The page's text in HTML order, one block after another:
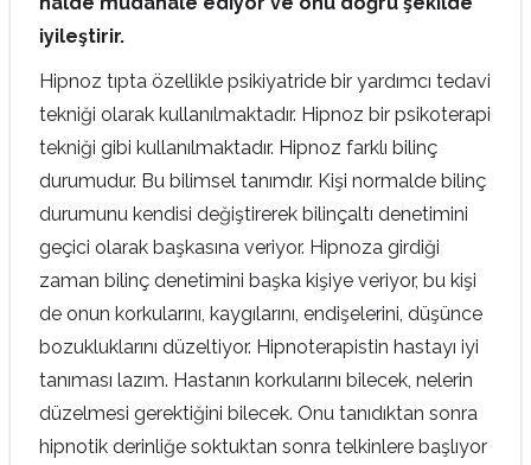
iyileştirir.
Hipnoz tıpta özellikle psikiyatride bir yardımcı tedavi
tekniği olarak kullanılmaktadır. Hipnoz bir psikoterapi
tekniği gibi kullanılmaktadır. Hipnoz farklı bilinç
durumudur. Bu bilimsel tanımdır. Kişi normalde bilinç
durumunu kendisi değiştirerek bilinçaltı denetimini
geçici olarak başkasına veriyor. Hipnoza girdiği
zaman bilinç denetimini başka kişiye veriyor, bu kişi
de onun korkularını, kaygılarını, endişelerini, düşünce
bozukluklarını düzeltiyor. Hipnoterapistin hastayı iyi
tanıması lazım. Hastanın korkularını bilecek, nelerin
düzelmesi gerektiğini bilecek. Onu tanıdıktan sonra
hipnotik derinliğe soktuktan sonra telkinlere başlıyor